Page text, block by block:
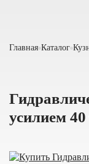
Главная Каталог
усилием